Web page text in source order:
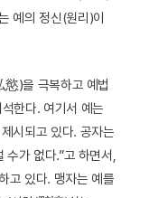
예의 정신(원리)이
慾)을 극복하고 예법
한다. 여기서 예는
시되고 있다. 공자는
가 없다.”고 하면서,
고 있다. 맹자는 예를